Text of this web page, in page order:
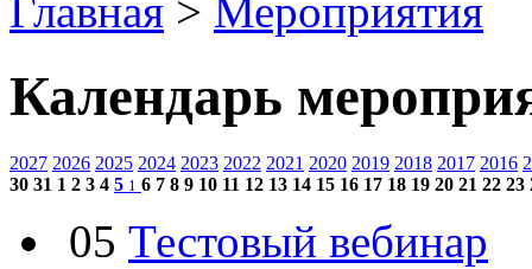
Главная > Мероприятия
Календарь
2027 2026 2025 2024 2023 2022 2021 2020 2019 2018 2017 2016
30 31 1 2 3 4 5 1 6 7 8 9 10 11 12 13 14 15 16 17 18 19 20 21 22 23
05 Тестовый вебинар